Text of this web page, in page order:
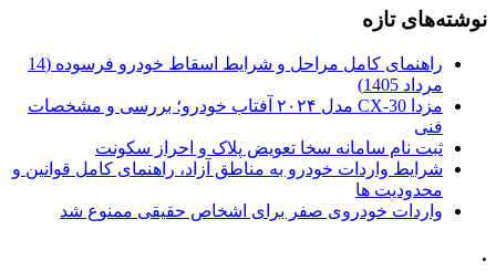
نوشته‌های تازه
راهنمای کامل مراحل و شرایط اسقاط خودرو فرسوده (14
مرداد 1405)
مزدا CX-30 مدل ۲۰۲۴ آفتاب خودرو؛ بررسی و مشخصات
فنی
ثبت نام سامانه سخا تعویض پلاک و احراز سکونت
شرایط واردات خودرو به مناطق آزاد، راهنمای کامل قوانین و
محدودیت ها
واردات خودروی صفر برای اشخاص حقیقی ممنوع شد
.